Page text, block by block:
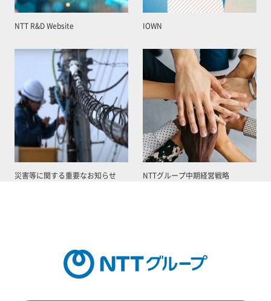
NTT R&D Website IOWN
災害等に関する重要なお知らせ NTTグループ中期経営戦略